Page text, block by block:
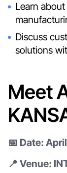
Learn
Discuss
solutions
Meet
📅 Date:
📍 Venue: